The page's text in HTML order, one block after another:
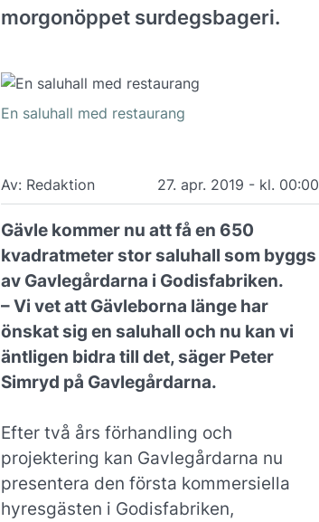
morgonöppet surdegsbageri.
En saluhall med restaurang
Av: Redaktion 27. apr. 2019 - kl. 00:00
Gävle kommer nu att få en 650
kvadratmeter stor saluhall som byggs
av Gavlegårdarna i Godisfabriken.
– Vi vet att Gävleborna länge har
önskat sig en saluhall och nu kan vi
äntligen bidra till det, säger Peter
Simryd på Gavlegårdarna.
Efter två års förhandling och
projektering kan Gavlegårdarna nu
presentera den första kommersiella
hyresgästen i Godisfabriken,